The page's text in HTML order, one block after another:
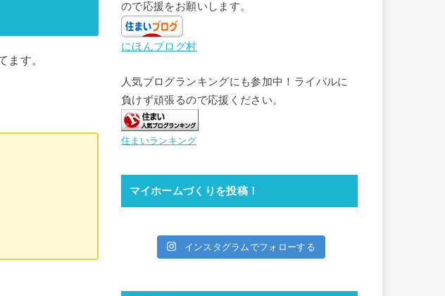
ます。
ので応援をお願いします。
にほんブログ村
人気ブログランキングにも参加中！ライバルに
負けず頑張るので応援ください。
住まいランキング
マイホームづくりを投稿！
インスタグラムでフォローする